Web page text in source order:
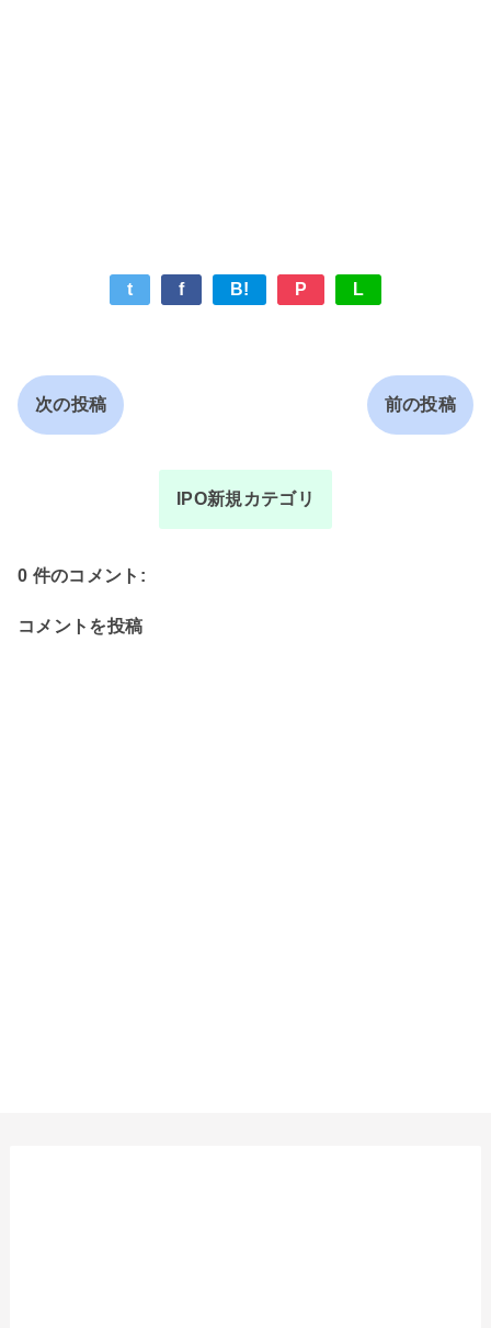
t f B! P L
次の投稿 前の投稿
IPO新規カテゴリ
0 件のコメント:
コメントを投稿